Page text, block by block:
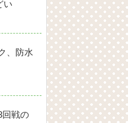
い
、防水
回戦の